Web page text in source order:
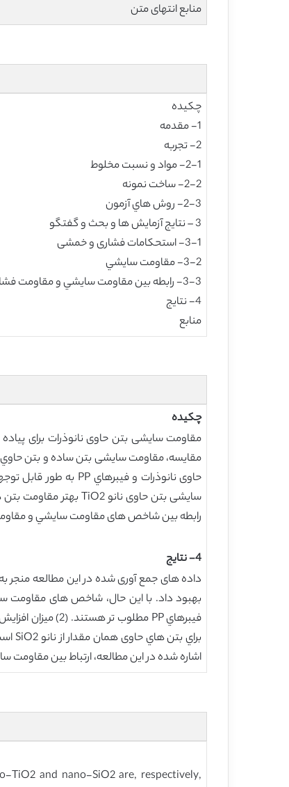
منابع انتهای متن
چكيده
1- مقدمه
2- تجربه
2-1- مواد و نسبت مخلوط
2-2- ساخت نمونه
2-3- روش هاي آزمون
3 – نتایج آزمایش ها و بحث و گفتگو
3-1- استحكامات فشاری و خمشی
3-2- مقاومت سایشي
3-3- رابطه بین مقاومت سایشي و مقاومت فشاری بتن
4- نتايج
منابع
چکیده
رابطه بین شاخص های مقاومت سایشي و
4- نتايج
اشاره شده در این مطالعه، ارتباط بین
TiO2 and nano-SiO2 are, respectively,